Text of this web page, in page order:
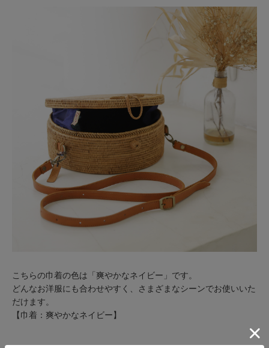
こちらの巾着の色は「爽やかなネイビー」です。
どんなお洋服にも合わせやすく、さまざまなシーンでお使いいた
だけます。
【巾着：爽やかなネイビー】